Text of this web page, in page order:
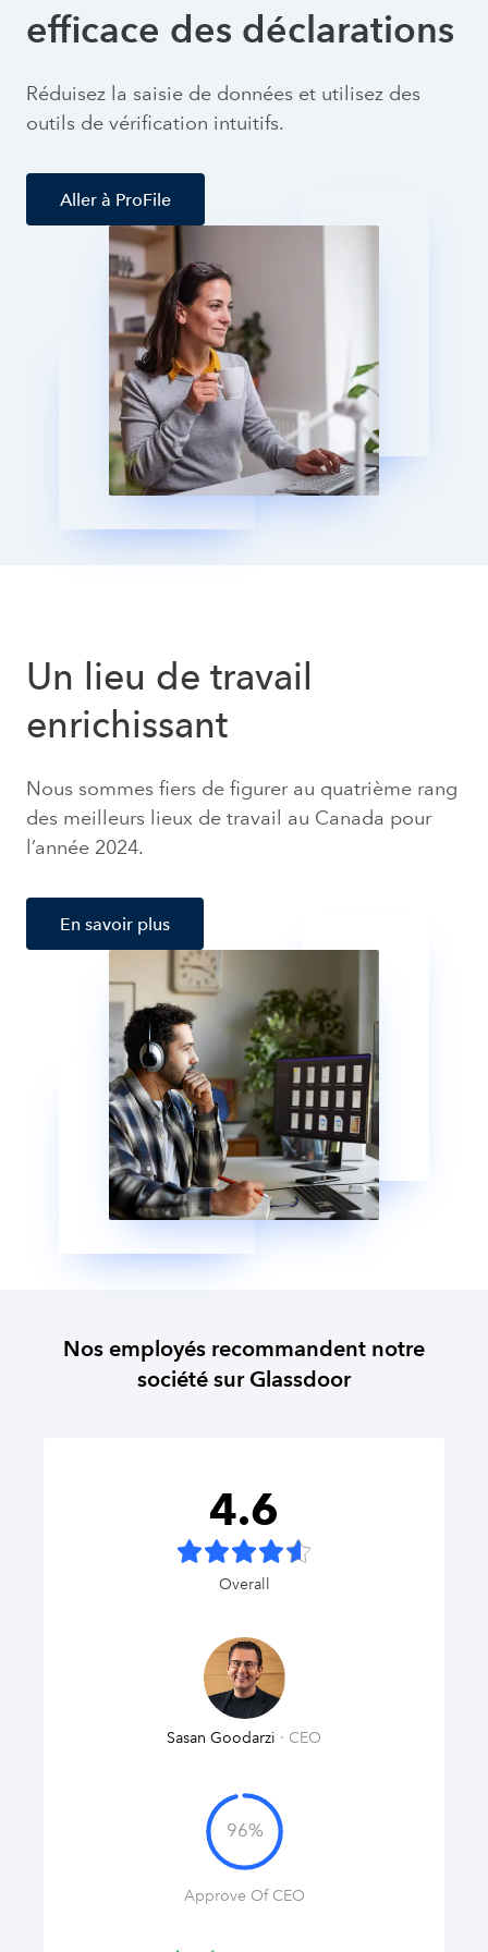
efficace des déclarations
Réduisez la saisie de données et utilisez des
outils de vérification intuitifs.
Aller à ProFile
Un lieu de travail
enrichissant
Nous sommes fiers de figurer au quatrième rang
des meilleurs lieux de travail au Canada pour
l’année 2024.
En savoir plus
Nos employés recommandent notre
société sur Glassdoor
4.6
Overall
Sasan Goodarzi · CEO
96%
Approve Of CEO